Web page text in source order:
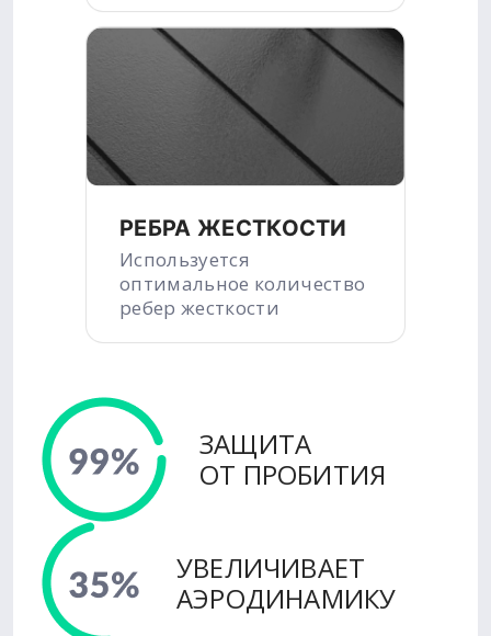
РЕБРА ЖЕСТКОСТИ
Используется
оптимальное количество
ребер жесткости
ЗАЩИТА
ОТ ПРОБИТИЯ
УВЕЛИЧИВАЕТ
АЭРОДИНАМИКУ